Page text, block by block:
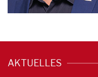
AKTUELLES